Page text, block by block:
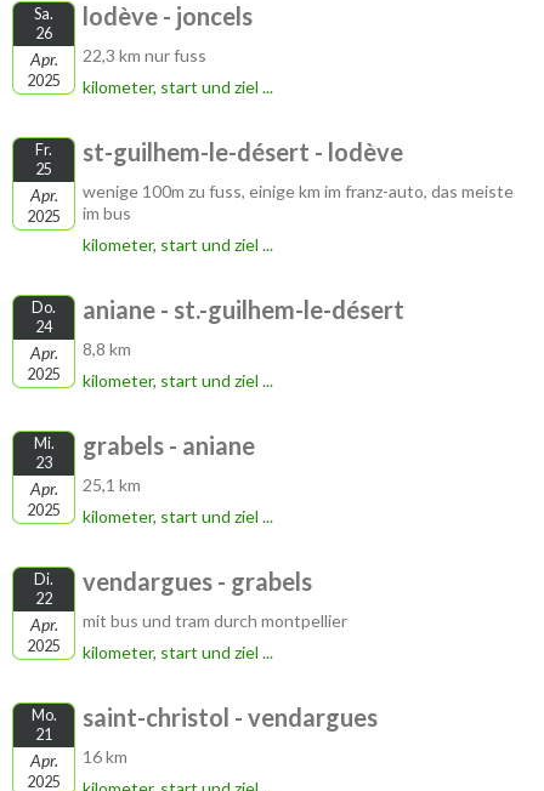
Sa.
26
Apr.
2025
lodève - joncels
22,3 km nur fuss
kilometer, start und ziel ...
Fr.
25
Apr.
2025
st-guilhem-le-désert - lodève
wenige 100m zu fuss, einige km im franz-auto, das meiste
im bus
kilometer, start und ziel ...
Do.
24
Apr.
2025
aniane - st.-guilhem-le-désert
8,8 km
kilometer, start und ziel ...
Mi.
23
Apr.
2025
grabels - aniane
25,1 km
kilometer, start und ziel ...
Di.
22
Apr.
2025
vendargues - grabels
mit bus und tram durch montpellier
kilometer, start und ziel ...
Mo.
21
Apr.
2025
saint-christol - vendargues
16 km